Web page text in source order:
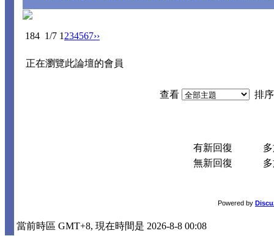
184 1/7 1 234567››
正在瀏覽此論壇的會員
查看 排
有新回復
無新回復
Powered by
當前時區 GMT+8, 現在時間是 2026-8-8 00:08